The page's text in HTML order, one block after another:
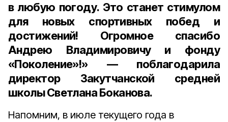
в любую погоду. Это станет стимулом
для новых спортивных побед и
достижений! Огромное спасибо
Андрею Владимировичу и фонду
«Поколение»!» ― поблагодарила
директор Закутчанской средней
школы Светлана Боканова.
Напомним, в июле текущего года в